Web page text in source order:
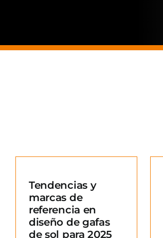
Tendencias y
marcas de
referencia en
diseño de gafas
de sol para 2025
Comparativa: Ray-
Ban Wayfarer vs
Tom Ford Fausto